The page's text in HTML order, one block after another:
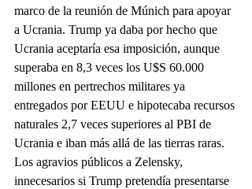
marco de la reunión de Múnich para apoyar
a Ucrania. Trump ya daba por hecho que
Ucrania aceptaría esa imposición, aunque
superaba en 8,3 veces los U$S 60.000
millones en pertrechos militares ya
entregados por EEUU e hipotecaba recursos
naturales 2,7 veces superiores al PBI de
Ucrania e iban más allá de las tierras raras.
Los agravios públicos a Zelensky,
innecesarios si Trump pretendía presentarse